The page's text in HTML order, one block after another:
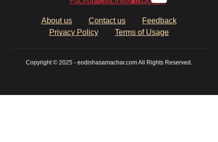
About us Contact us
Feedback
Privacy Policy
Terms of Usage
Copyright © 2025 - eodishasamachar.com All Rights Reserved.